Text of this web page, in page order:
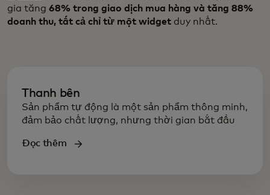
gia tăng 68% trong giao dịch mua hàng và tăng 88%
doanh thu, tất cả chỉ từ một widget duy nhất.
Thanh bên
Sản phẩm tự động là một sản phẩm thông minh,
đảm bảo chất lượng, nhưng thời gian bắt đầu
Đọc thêm